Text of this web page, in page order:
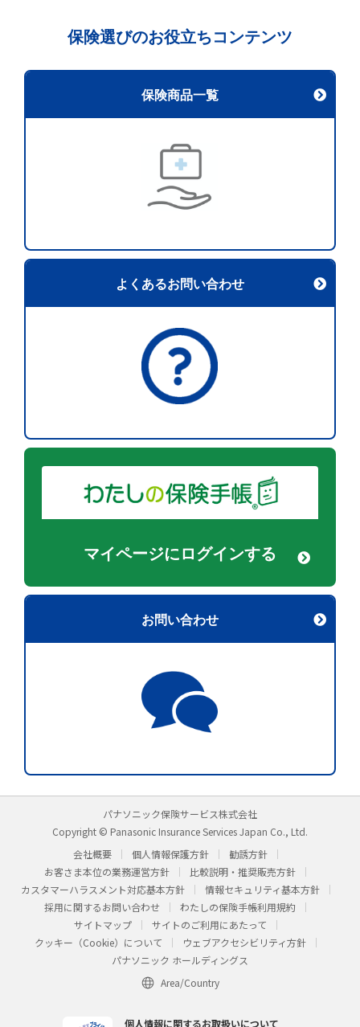
保険選びのお役立ちコンテンツ
保険商品一覧
よくあるお問い合わせ
マイページにログインする
お問い合わせ
パナソニック保険サービス株式会社
Copyright © Panasonic Insurance Services Japan Co., Ltd.
会社概要
個人情報保護方針
勧誘方針
お客さま本位の業務運営方針
比較説明・推奨販売方針
カスタマーハラスメント対応基本方針
情報セキュリティ基本方針
採用に関するお問い合わせ
わたしの保険手帳利用規約
サイトマップ
サイトのご利用にあたって
クッキー（Cookie）について
ウェブアクセシビリティ方針
パナソニック ホールディングス
Area/Country
個人情報に関するお取扱いについて